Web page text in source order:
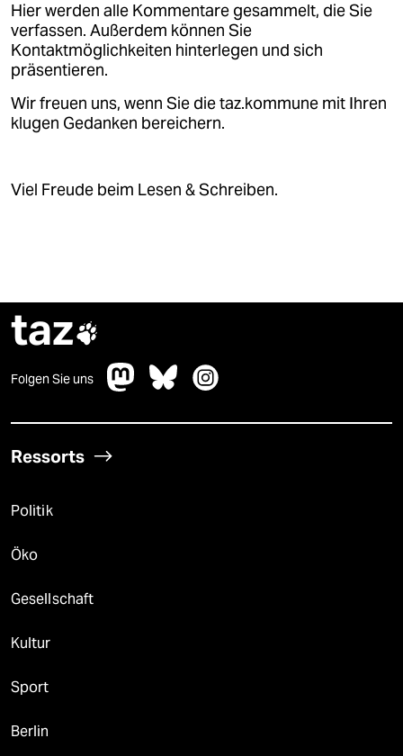
Hier werden alle Kommentare gesammelt, die Sie
verfassen. Außerdem können Sie
Kontaktmöglichkeiten hinterlegen und sich
präsentieren.
Wir freuen uns, wenn Sie die taz.kommune mit Ihren
klugen Gedanken bereichern.
Viel Freude beim Lesen & Schreiben.
taz
Folgen Sie uns
Ressorts
Politik
Öko
Gesellschaft
Kultur
Sport
Berlin